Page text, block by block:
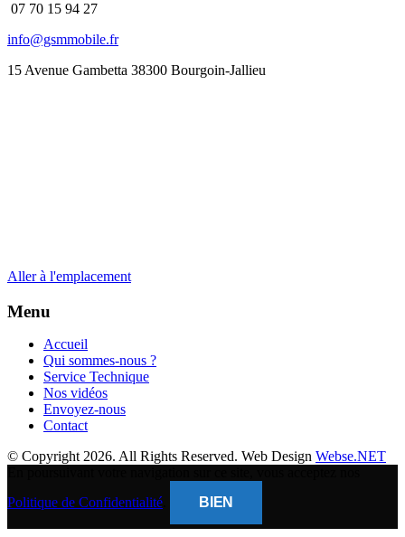
07 70 15 94 27
info@gsmmobile.fr
15 Avenue Gambetta 38300 Bourgoin-Jallieu
Aller à l'emplacement
Menu
Accueil
Qui sommes-nous ?
Service Technique
Nos vidéos
Envoyez-nous
Contact
© Copyright 2026. All Rights Reserved. Web Design Webse.NET
Politique de Confidentialité
BIEN